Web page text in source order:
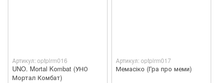
Артикул: optplrm016
UNO. Mortal Kombat (УНО
Мортал Комбат)
Артикул: optplrm017
Мемасіко (Гра про меми)